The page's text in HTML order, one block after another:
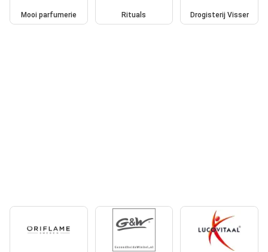
Mooi parfumerie Rituals Drogisterij Visser